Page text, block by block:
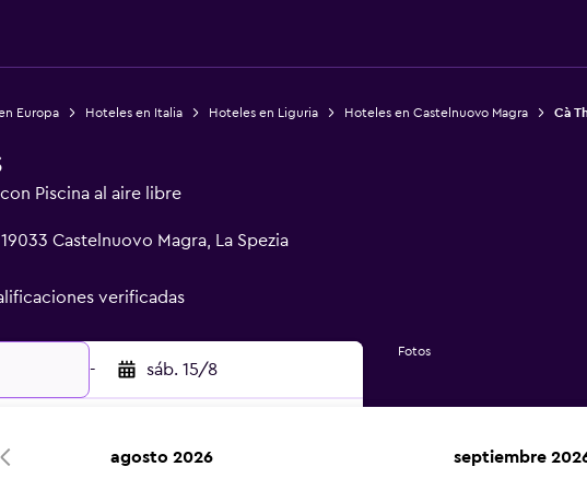
Europa Hoteles en Italia Hoteles en Liguria Hoteles en Castelnuovo Magra Cà
Piscina al aire libre
Castelnuovo Magra, La Spezia
verificadas
- sáb. 15/8
Fotos
agosto 2026 septiembre